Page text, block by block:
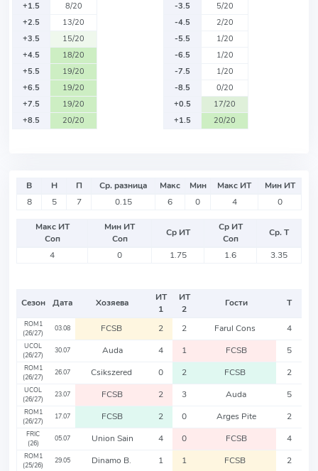
+1.5
8/20
+2.5
13/20
+3.5
15/20
+4.5
18/20
+5.5
19/20
+6.5
19/20
+7.5
19/20
+8.5
20/20
-3.5
5/20
-4.5
2/20
-5.5
1/20
-6.5
1/20
-7.5
1/20
-8.5
0/20
+0.5
17/20
+1.5
20/20
В Н П Ср. разница Макс Мин Макс ИТ
Мин ИТ
8
5 7 0.15 6 0 4 0
Макс ИТ
Соп
Мин ИТ
Соп
Ср ИТ
Ср ИТ
Соп
Ср. Т
4
0 1.75 1.6 3.35
Сезон Дата Хозяева
ИТ
1
ИТ
2
Гости Т
ROM1
(26/27)
03.08 FCSB 2 2 Farul Cons 4
UCOL
(26/27)
30.07 Auda 4 1 FCSB 5
ROM1
(26/27)
26.07 Csikszered 0 2 FCSB 2
UCOL
(26/27)
23.07 FCSB 2 3 Auda 5
ROM1
(26/27)
17.07 FCSB 2 0 Arges Pite 2
FRIC
(26)
05.07 Union Sain 4 0 FCSB 4
ROM1
(25/26)
29.05 Dinamo B. 1 1 FCSB 2